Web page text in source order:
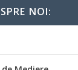
NOI: